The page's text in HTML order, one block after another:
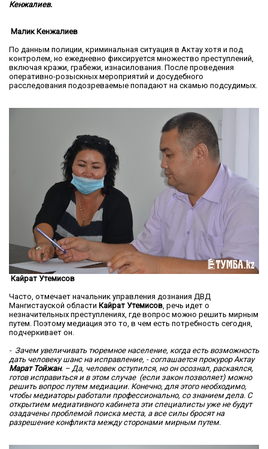
Кенжалиев.
Малик Кенжалиев
По данным полиции, криминальная ситуация в Актау хотя и под
контролем, но ежедневно фиксируется множество преступлений,
включая кражи, грабежи, изнасилования. После проведения
оперативно-розыскных мероприятий и досудебного
расследования подозреваемые попадают на скамью подсудимых.
Кайрат Утемисов
Часто, отмечает начальник управления дознания ДВД
Мангистауской области Кайрат Утемисов , речь идет о
незначительных преступлениях, где вопрос можно решить мирным
путем. Поэтому медиация это то, в чем есть потребность сегодня,
подчеркивает он.
- Зачем увеличивать тюремное население, когда есть возможность
дать человеку шанс на исправление, - соглашается прокурор Актау
Марат Тойжан. – Да, человек оступился, но он осознал, раскаялся,
готов исправиться и в этом случае (если закон позволяет) можно
решить вопрос путем медиации. Конечно, для этого необходимо,
чтобы медиаторы работали профессионально, со знанием дела. С
открытием медиативного кабинета эти специалисты уже не будут
озадачены проблемой поиска места, а все силы бросят на
разрешение конфликта между сторонами мирным путем.